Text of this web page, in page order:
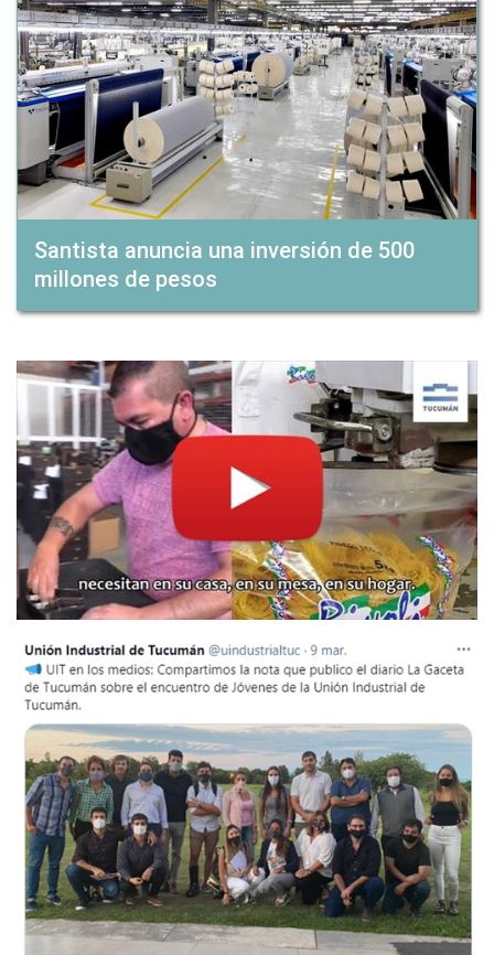
Santista anuncia una inversión de 500
millones de pesos